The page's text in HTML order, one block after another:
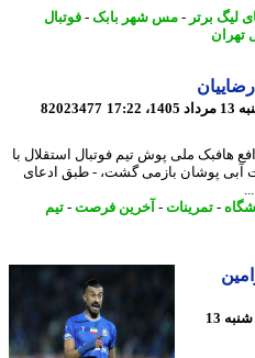
برتر - مس شهر بابک -فوتبال
82023477
ملی پوش تیم فوتبال استقلال با
پوشان بازمی گشت، - طبق ادعای
-تمرینات -آخرین فرصت -تیم
5 روز پیش - سه شنبه 13